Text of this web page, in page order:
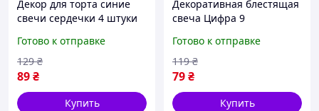
Декор для торта синие
свечи сердечки 4 штуки
на день рождения
Готово к отправке
89₴
129 ₴
Купить
Декоративная блестящая
свеча Цифра 9
украшения торта на день
рождения и юбилей
Готово к отправке
79₴
119 ₴
Купить